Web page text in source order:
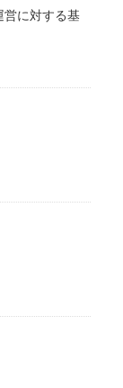
に対する基